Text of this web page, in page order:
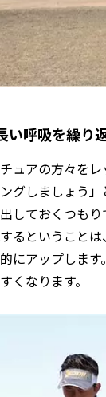
い呼吸を繰り
ュアの方々を
グしましょう
出しておくつも
るということ
にアップしま
くなります。